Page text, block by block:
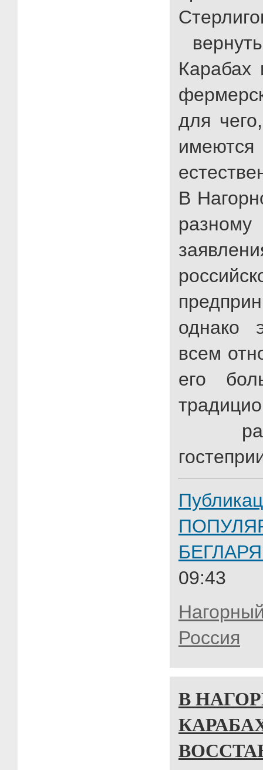
Карабах
для
В
однако
всем
его
09:43
Россия
В